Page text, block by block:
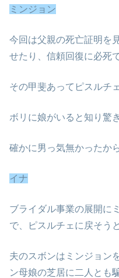
ミンジョン
今回は父親の死亡証明を
せたり、信頼回復に必死で
その甲斐あってピスルチ
ボリに娘がいると知り驚
確かに男っ気無かったか
イナ
ブライダル事業の展開に
で、ピスルチェに戻そう
夫のスボンはミンジョン
ン母娘の芝居に二人とも